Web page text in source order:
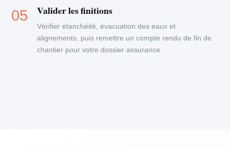
Valider les finitions
Vérifier étanchéité, évacuation des eaux et
alignements, puis remettre un compte rendu de fin de
chantier pour votre dossier assurance.